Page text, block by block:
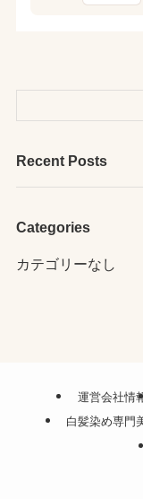
Recent Posts
Categories
カテゴリーなし
運営会社情
白髪染め専門